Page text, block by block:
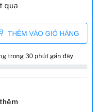
qua
THÊM VÀO GIỎ HÀNG
trong 30 phút gần đây